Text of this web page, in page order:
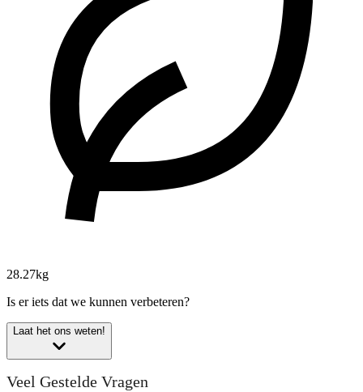
28.27kg
Is er iets dat we kunnen verbeteren?
Laat het ons weten!
Veel Gestelde Vragen